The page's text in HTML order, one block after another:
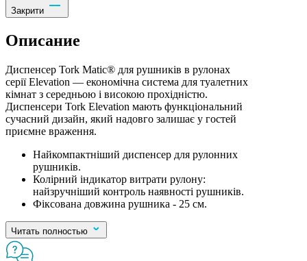
Закрити
Описание
Диспенсер Tork Matic® для рушників в рулонах
серії Elevation — економічна система для туалетних
кімнат з середньою і високою прохідністю.
Диспенсери Tork Elevation мають функціональний
сучасний дизайн, який надовго залишає у гостей
приємне враження.
Найкомпактніший диспенсер для рулонних
рушників.
Колірний індикатор витрати рулону:
найзручніший контроль наявності рушників.
Фіксована довжина рушника - 25 см.
Читать полностью